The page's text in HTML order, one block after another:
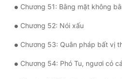
Cơ Trí
Sát Phạt Quyết Đoán
Vô Sỉ
Điềm Đạm
Chương 51: Bằng mặt không
Chương 52: Nói xấu
Chương 53: Quân pháp bất vị
Chương 54: Phó Tu, ngươi có